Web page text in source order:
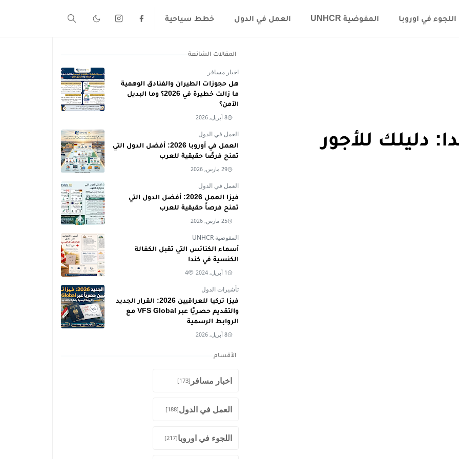
اللجوء في اوروبا المفوضية UNHCR العمل في الدول خطط سياحية
دليلك للأجور
المقالات الشائعة
اخبار مسافر
هل حجوزات الطيران والفنادق الوهمية
ما زالت خطيرة في 2026؟ وما البديل
الآمن؟
8 أبريل, 2026
العمل في الدول
العمل في أوروبا 2026: أفضل الدول التي
تمنح فرصًا حقيقية للعرب
29 مارس, 2026
العمل في الدول
فيزا العمل 2026: أفضل الدول التي
تمنح فرصاً حقيقية للعرب
25 مارس, 2026
المفوضية UNHCR
أسماء الكنائس التي تقبل الكفالة
الكنسية في كندا
1 أبريل, 2024 4
تأشيرات الدول
فيزا تركيا للعراقيين 2026: القرار الجديد
والتقديم حصريًا عبر VFS Global مع
الروابط الرسمية
8 أبريل, 2026
الأقسام
اخبار مسافر [173]
العمل في الدول[188]
اللجوء في اوروبا[217]